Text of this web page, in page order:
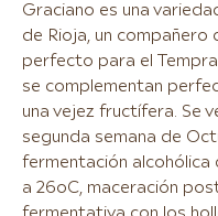
Graciano es una
de Rioja, un compañero
perfecto para el
se complementan
una vejez fructífera. Se
segunda semana de
fermentación alcohólica
a 26oC, maceración